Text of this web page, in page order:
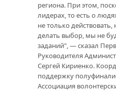
региона. При этом,
лидерах, то есть о
не только
делать выбор, мы не
заданий", — сказал
Руководителя
Сергей Кириенко.
поддержку
Ассоциация